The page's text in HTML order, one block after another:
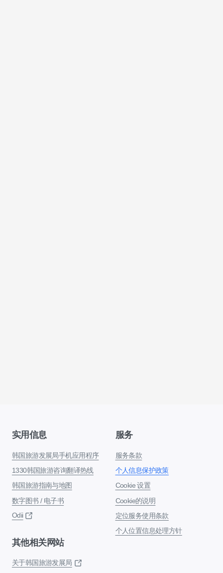
实用信息
韩国旅游发展局手机应用程序
1330韩国旅游咨询翻译热线
韩国旅游指南与地图
数字图书 / 电子书
Odii
服务
服务条款
个人信息保护政策
Cookie 设置
Cookie的说明
定位服务使用条款
个人位置信息处理方针
其他相关网站
关于韩国旅游发展局